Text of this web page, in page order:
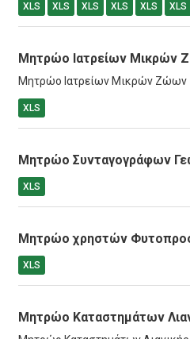
XLS XLS XLS XLS XLS XLS
Μητρώο Ιατρείων Μικρών
Μητρώο Ιατρείων Μικρών Ζώων
XLS
Μητρώο Συνταγογράφων
XLS
Μητρώο χρηστών
XLS
Μητρώο Καταστημάτων